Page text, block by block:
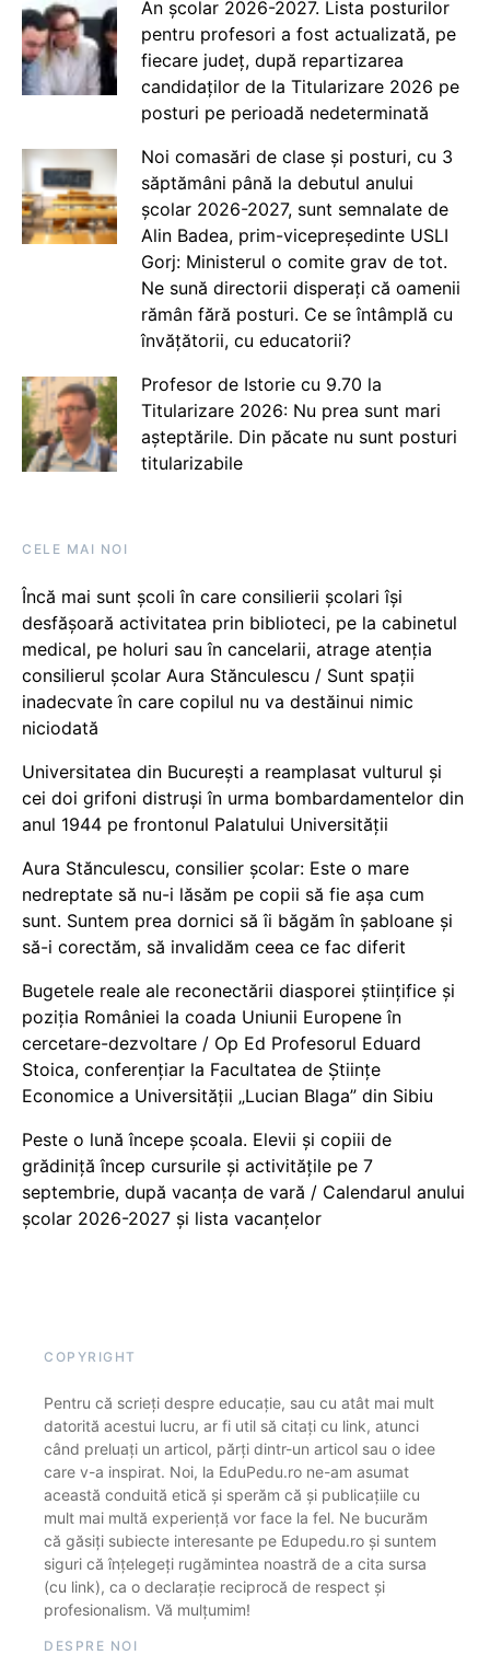
An școlar 2026-2027. Lista posturilor
pentru profesori a fost actualizată, pe
fiecare județ, după repartizarea
candidaților de la Titularizare 2026 pe
posturi pe perioadă nedeterminată
Noi comasări de clase și posturi, cu 3
săptămâni până la debutul anului
școlar 2026-2027, sunt semnalate de
Alin Badea, prim-vicepreședinte USLI
Gorj: Ministerul o comite grav de tot.
Ne sună directorii disperați că oamenii
rămân fără posturi. Ce se întâmplă cu
învățătorii, cu educatorii?
Profesor de Istorie cu 9.70 la
Titularizare 2026: Nu prea sunt mari
așteptările. Din păcate nu sunt posturi
titularizabile
CELE MAI NOI
Încă mai sunt școli în care consilierii școlari își
desfășoară activitatea prin biblioteci, pe la cabinetul
medical, pe holuri sau în cancelarii, atrage atenția
consilierul școlar Aura Stănculescu / Sunt spații
inadecvate în care copilul nu va destăinui nimic
niciodată
Universitatea din București a reamplasat vulturul și
cei doi grifoni distruși în urma bombardamentelor din
anul 1944 pe frontonul Palatului Universității
Aura Stănculescu, consilier școlar: Este o mare
nedreptate să nu-i lăsăm pe copii să fie așa cum
sunt. Suntem prea dornici să îi băgăm în șabloane și
să-i corectăm, să invalidăm ceea ce fac diferit
Bugetele reale ale reconectării diasporei științifice și
poziția României la coada Uniunii Europene în
cercetare-dezvoltare / Op Ed Profesorul Eduard
Stoica, conferențiar la Facultatea de Științe
Economice a Universității „Lucian Blaga” din Sibiu
Peste o lună începe școala. Elevii și copiii de
grădiniță încep cursurile și activitățile pe 7
septembrie, după vacanța de vară / Calendarul anului
școlar 2026-2027 și lista vacanțelor
COPYRIGHT
Pentru că scrieți despre educație, sau cu atât mai mult
datorită acestui lucru, ar fi util să citați cu link, atunci
când preluați un articol, părți dintr-un articol sau o idee
care v-a inspirat. Noi, la EduPedu.ro ne-am asumat
această conduită etică și sperăm că și publicațiile cu
mult mai multă experiență vor face la fel. Ne bucurăm
că găsiți subiecte interesante pe Edupedu.ro și suntem
siguri că înțelegeți rugămintea noastră de a cita sursa
(cu link), ca o declarație reciprocă de respect și
profesionalism. Vă mulțumim!
DESPRE NOI